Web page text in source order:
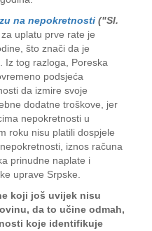
na nepokretnosti ("Sl.
za uplatu prve rate je
što znači da je
Iz tog razloga, Poreska
podsjeća
da izmire svoje
dodatne troškove, jer
nepokretnosti u
roku nisu platili dospjele
iznos računa
prinudne naplate i
uprave Srpske.
koji još uvijek nisu
da to učine odmah,
koje identifikuje